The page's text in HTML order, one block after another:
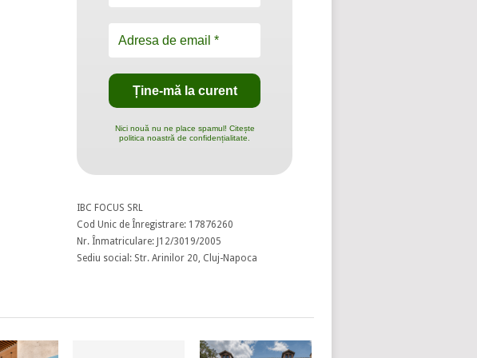
Nici nouă nu ne place spamul! Citește
politica noastră de confidențialitate.
IBC FOCUS SRL
Cod Unic de Înregistrare: 17876260
Nr. Înmatriculare: J12/3019/2005
Sediu social: Str. Arinilor 20, Cluj-Napoca